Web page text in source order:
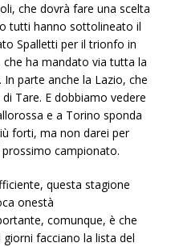
che dovrà fare una scelta
tutti hanno sottolineato il
Spalletti per il trionfo in
ha mandato via tutta la
parte anche la Lazio, che
Tare. E dobbiamo vedere
e a Torino sponda
forti, ma non darei per
campionato.
questa stagione
onestà
comunque, è che
facciano la lista del